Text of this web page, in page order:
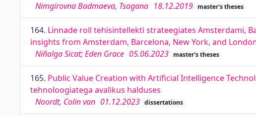
Nimgirovna Badmaeva, Tsagana 18.12.2019 master's theses
164. Linnade roll tehisintellekti strateegiates Amsterdami,
insights from Amsterdam, Barcelona, New York, and
Niñalga Sicat; Eden Grace 05.06.2023 master's theses
165. Public Value Creation with Artificial Intelligence
tehnoloogiatega avalikus halduses
Noordt, Colin van 01.12.2023 dissertations